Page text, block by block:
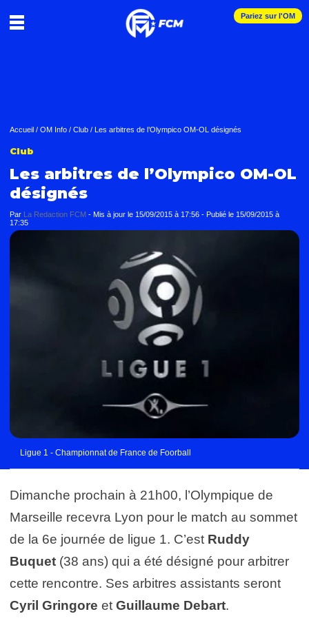
Pariez sur l'OM
Accueil / OM Info / Club / Les arbitres de l’Olympico OM-OL désignés
Club
Les arbitres de l’Olympico OM-OL
désignés
Par La Redaction FCM - Mis à jour le 15/09/2015 à 17:56 - Publié le 15/09/2015 à
17:35
Ligue 1 - Championnat de France de Foorball
Dimanche prochain à 21h00, l’Olympique de
Marseille recevra Lyon pour le match au sommet
de la 6e journée de ligue 1. C’est Ruddy
Buquet (38 ans) qui a été désigné pour arbitrer
cette rencontre. Ses arbitres assistants seront
Cyril Gringore et Guillaume Debart.